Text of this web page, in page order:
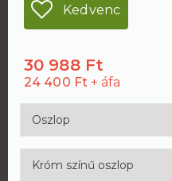
Kedvenc
30 988 Ft
24 400 Ft